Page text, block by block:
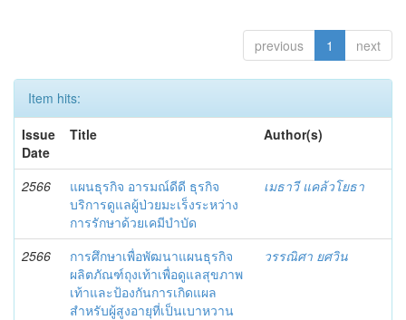
previous 1 next
Item hits:
Issue
Date
Title Author(s)
2566
แผนธุรกิจ อารมณ์ดีดี ธุรกิจ
บริการดูแลผู้ป่วยมะเร็งระหว่าง
การรักษาด้วยเคมีบำบัด
เมธาวี แคล้วโยธา
2566
การศึกษาเพื่อพัฒนาแผนธุรกิจ
ผลิตภัณฑ์ถุงเท้าเพื่อดูแลสุขภาพ
เท้าและป้องกันการเกิดแผล
สำหรับผู้สูงอายุที่เป็นเบาหวาน
วรรณิศา ยศวิน